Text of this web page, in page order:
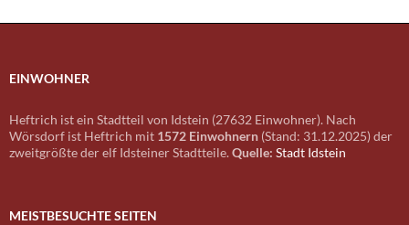
EINWOHNER
Heftrich ist ein Stadtteil von Idstein (27632 Einwohner). Nach
Wörsdorf ist Heftrich mit 1572 Einwohnern (Stand: 31.12.2025) der
zweitgrößte der elf Idsteiner Stadtteile. Quelle: Stadt Idstein
MEISTBESUCHTE SEITEN